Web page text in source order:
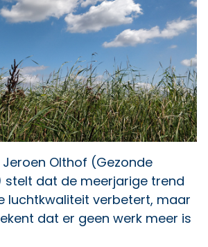
Olthof (Gezonde
stelt dat de meerjarige trend
luchtkwaliteit verbetert, maar
dat er geen werk meer is